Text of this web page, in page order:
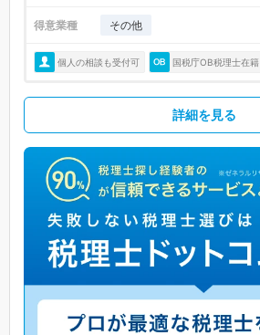
得意業種 その他
個人の相談も受付可 国税庁OB税理士在籍
詳細を見る